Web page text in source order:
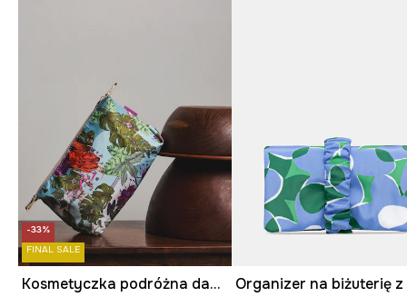
-33%
FINAL SALE
Kosmetyczka podróżna damska z kolekcji Ilona Tambor x Medicine